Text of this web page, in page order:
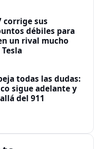
corrige sus
débiles para
un rival mucho
todas las dudas:
sigue adelante y
del 911